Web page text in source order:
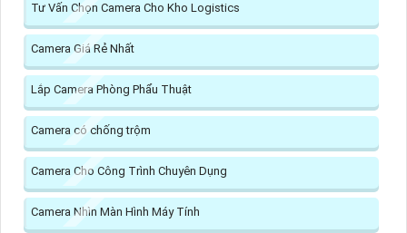
Tư Vấn Chọn Camera Cho Kho Logistics
Camera Giá Rẻ Nhất
Lắp Camera Phòng Phẩu Thuật
Camera có chống trộm
Camera Cho Công Trình Chuyên Dụng
Camera Nhìn Màn Hình Máy Tính